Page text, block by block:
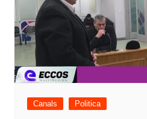
Canals Politica